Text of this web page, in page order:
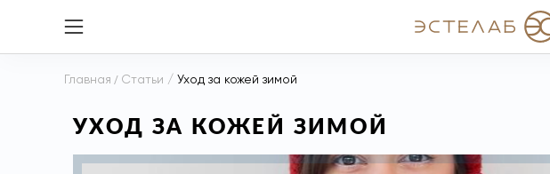
Главная / Статьи / Уход за кожей зимой
УХОД ЗА КОЖЕЙ ЗИМОЙ